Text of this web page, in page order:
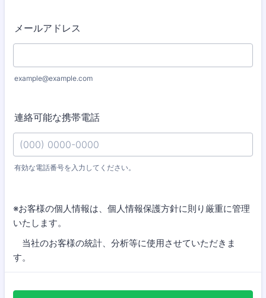
メールアドレス
example@example.com
連絡可能な携帯電話
有効な電話番号を入力してください。
※お客様の個人情報は、個人情報保護方針に則り厳重に管理
いたします。
当社のお客様の統計、分析等に使用させていただきま
す。